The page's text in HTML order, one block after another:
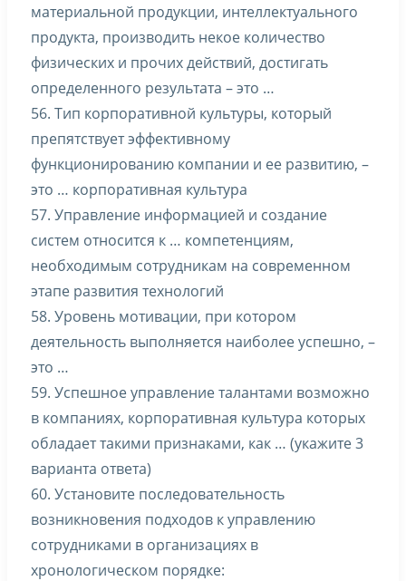
материальной продукции, интеллектуального
продукта, производить некое количество
физических и прочих действий, достигать
определенного результата – это …
56. Тип корпоративной культуры, который
препятствует эффективному
функционированию компании и ее развитию, –
это … корпоративная культура
57. Управление информацией и создание
систем относится к … компетенциям,
необходимым сотрудникам на современном
этапе развития технологий
58. Уровень мотивации, при котором
деятельность выполняется наиболее успешно, –
это …
59. Успешное управление талантами возможно
в компаниях, корпоративная культура которых
обладает такими признаками, как … (укажите 3
варианта ответа)
60. Установите последовательность
возникновения подходов к управлению
сотрудниками в организациях в
хронологическом порядке: